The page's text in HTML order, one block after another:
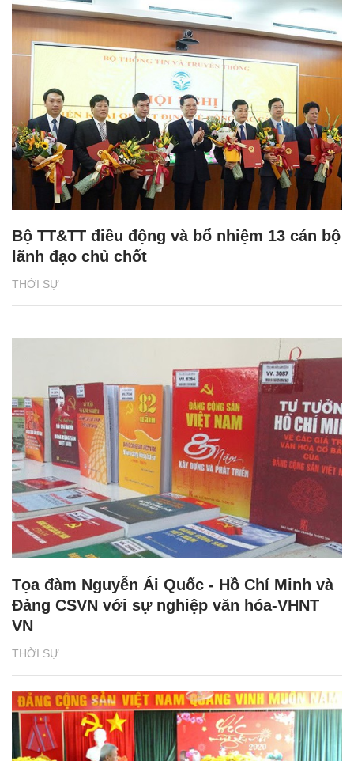
THỜI SỰ
Bộ TT&TT điều động và bổ nhiệm 13 cán bộ
lãnh đạo chủ chốt
THỜI SỰ
Tọa đàm Nguyễn Ái Quốc - Hồ Chí Minh và
Đảng CSVN với sự nghiệp văn hóa-VHNT
VN